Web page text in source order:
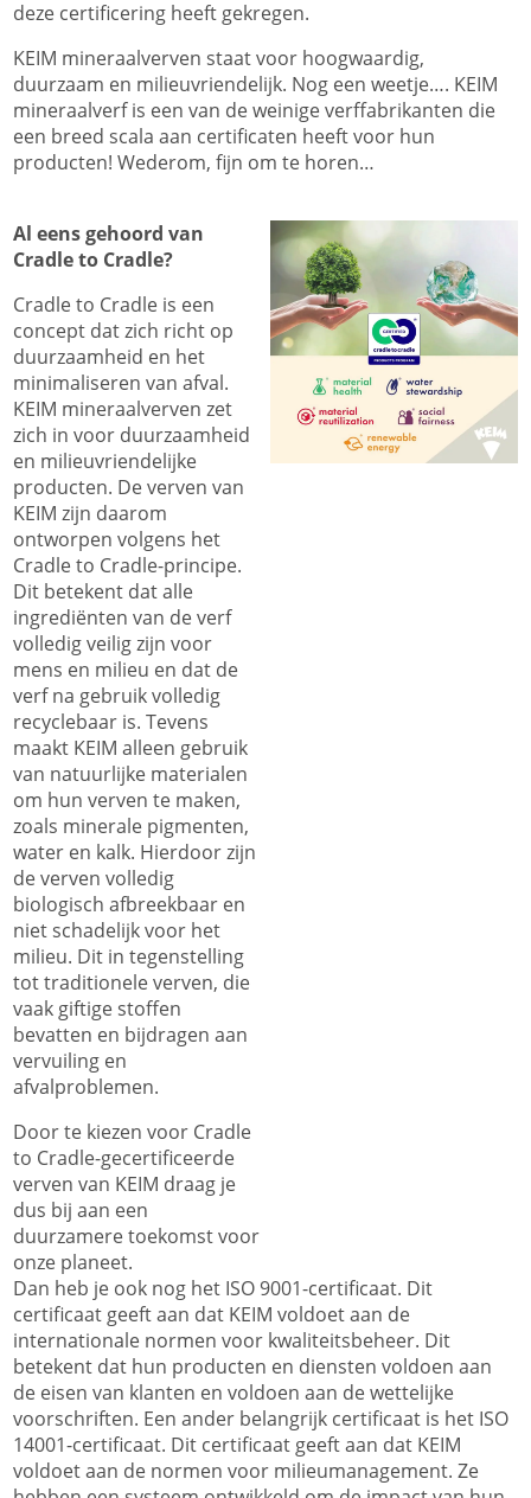
deze certificering heeft gekregen.
KEIM mineraalverven staat voor hoogwaardig,
duurzaam en milieuvriendelijk. Nog een weetje…. KEIM
mineraalverf is een van de weinige verffabrikanten die
een breed scala aan certificaten heeft voor hun
producten! Wederom, fijn om te horen…
Al eens gehoord van
Cradle to Cradle?
Cradle to Cradle is een
concept dat zich richt op
duurzaamheid en het
minimaliseren van afval.
KEIM mineraalverven zet
zich in voor duurzaamheid
en milieuvriendelijke
producten. De verven van
KEIM zijn daarom
ontworpen volgens het
Cradle to Cradle-principe.
Dit betekent dat alle
ingrediënten van de verf
volledig veilig zijn voor
mens en milieu en dat de
verf na gebruik volledig
recyclebaar is. Tevens
maakt KEIM alleen gebruik
van natuurlijke materialen
om hun verven te maken,
zoals minerale pigmenten,
water en kalk. Hierdoor zijn
de verven volledig
biologisch afbreekbaar en
niet schadelijk voor het
milieu. Dit in tegenstelling
tot traditionele verven, die
vaak giftige stoffen
bevatten en bijdragen aan
vervuiling en
afvalproblemen.
Door te kiezen voor Cradle
to Cradle-gecertificeerde
verven van KEIM draag je
dus bij aan een
duurzamere toekomst voor
onze planeet.
Dan heb je ook nog het ISO 9001-certificaat. Dit
certificaat geeft aan dat KEIM voldoet aan de
internationale normen voor kwaliteitsbeheer. Dit
betekent dat hun producten en diensten voldoen aan
de eisen van klanten en voldoen aan de wettelijke
voorschriften. Een ander belangrijk certificaat is het ISO
14001-certificaat. Dit certificaat geeft aan dat KEIM
voldoet aan de normen voor milieumanagement. Ze